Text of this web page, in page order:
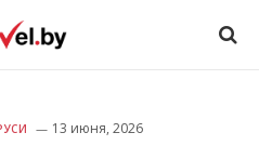
13 июня, 2026